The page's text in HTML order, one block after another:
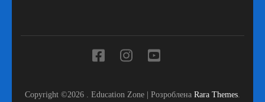
Copyright ©2026 Education Zone | Розроблена Rara Themes